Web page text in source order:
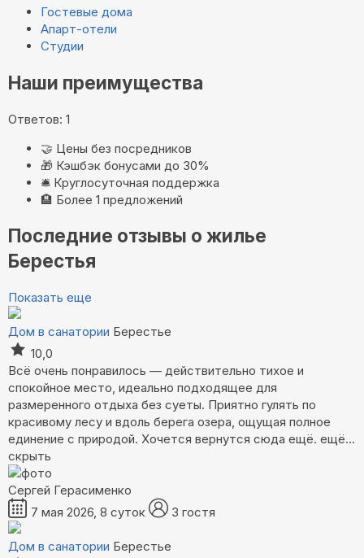
Гостевые дома
Апарт-отели
Студии
Наши преимущества
Ответов: 1
🤝 Цены без посредников
🎁 Кэшбэк бонусами до 30%
🛎️ Круглосуточная поддержка
🏨 Более 1 предложений
Последние отзывы о жилье
Берестья
Показать еще
Дом в санатории Берестье
10,0
Всё очень понравилось — действительно тихое и
спокойное место, идеально подходящее для
размеренного отдыха без суеты. Приятно гулять по
красивому лесу и вдоль берега озера, ощущая полное
единение с природой. Хочется вернутся сюда ещё. ещё...
скрыть
Сергей Герасименко
7 мая 2026, 8 суток
3 гостя
Дом в санатории Берестье